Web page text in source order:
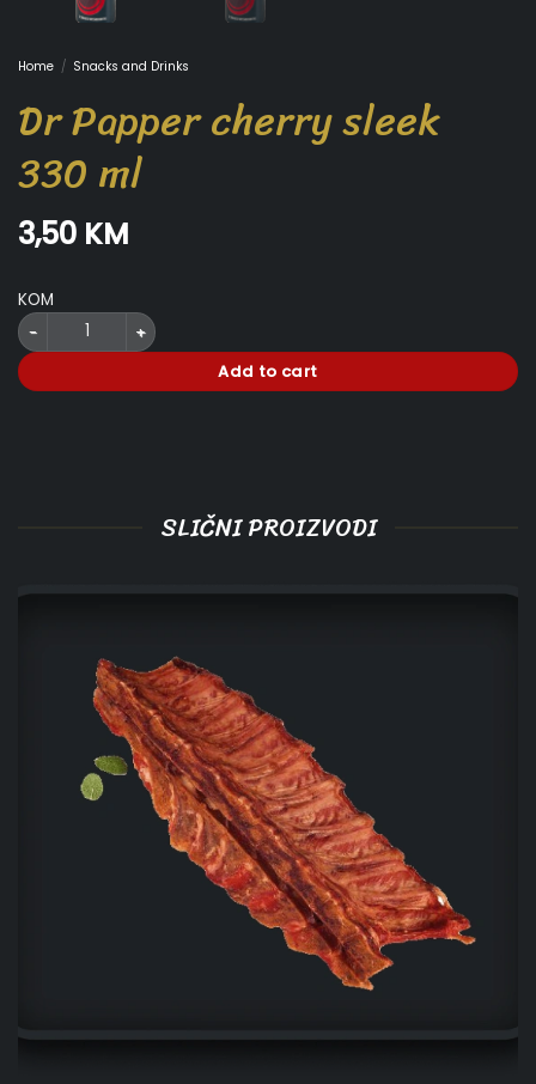
Home / Snacks and Drinks
Dr Papper cherry sleek
330 ml
3,50 KM
KOM
Add to cart
SLIČNI PROIZVODI